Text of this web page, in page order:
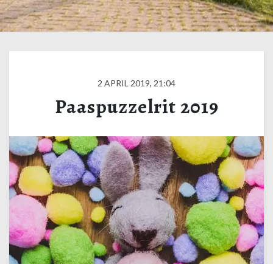
2 APRIL 2019, 21:04
Paaspuzzelrit 2019